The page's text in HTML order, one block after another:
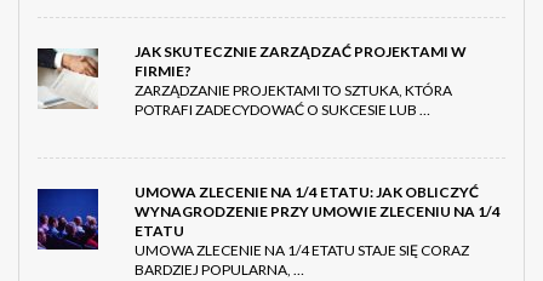
JAK SKUTECZNIE ZARZĄDZAĆ PROJEKTAMI W
FIRMIE?
ZARZĄDZANIE PROJEKTAMI TO SZTUKA, KTÓRA
POTRAFI ZADECYDOWAĆ O SUKCESIE LUB …
UMOWA ZLECENIE NA 1/4 ETATU: JAK OBLICZYĆ
WYNAGRODZENIE PRZY UMOWIE ZLECENIU NA 1/4
ETATU
UMOWA ZLECENIE NA 1/4 ETATU STAJE SIĘ CORAZ
BARDZIEJ POPULARNA, …